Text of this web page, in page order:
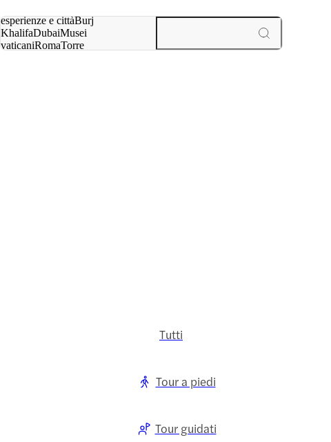
esperienze e cittàBurj
KhalifaDubaiMusei
vaticaniRomaTorre
Tutti
Tour a piedi
Tour guidati